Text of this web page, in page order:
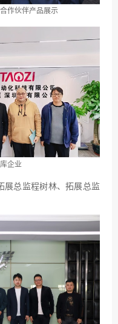
作伙伴产品展示
企业
总监程树林、拓展总监